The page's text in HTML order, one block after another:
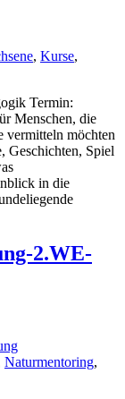
, Kurse,
Termin:
Menschen, die
vermitteln möchten
Geschichten, Spiel
in die
2.WE-
Naturmentoring,